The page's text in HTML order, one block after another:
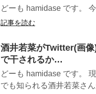
どーも hamidase です。
記事を読む
酒井若菜がTwitter(画
で干されるか…
どーも hamidase です。
でも知られる酒井若菜さ